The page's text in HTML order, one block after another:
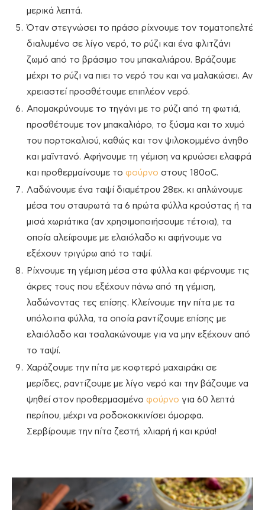
μερικά λεπτά.
Όταν στεγνώσει το πράσο ρίχνουμε τον τοματοπελτέ
διαλυμένο σε λίγο νερό, το ρύζι και ένα φλιτζάνι
ζωμό από το βράσιμο του μπακαλιάρου. Βράζουμε
μέχρι το ρύζι να πιει το νερό του και να μαλακώσει. Αν
χρειαστεί προσθέτουμε επιπλέον νερό.
Απομακρύνουμε το τηγάνι με το ρύζι από τη φωτιά,
προσθέτουμε τον μπακαλιάρο, το ξύσμα και το χυμό
του πορτοκαλιού, καθώς και τον ψιλοκομμένο άνηθο
και μαϊντανό. Αφήνουμε τη γέμιση να κρυώσει ελαφρά
και προθερμαίνουμε το φούρνο στους 180οC.
Λαδώνουμε ένα ταψί διαμέτρου 28εκ. κι απλώνουμε
μέσα του σταυρωτά τα 6 πρώτα φύλλα κρούστας ή τα
μισά χωριάτικα (αν χρησιμοποιήσουμε τέτοια), τα
οποία αλείφουμε με ελαιόλαδο κι αφήνουμε να
εξέχουν τριγύρω από το ταψί.
Ρίχνουμε τη γέμιση μέσα στα φύλλα και φέρνουμε τις
άκρες τους που εξέχουν πάνω από τη γέμιση,
λαδώνοντας τες επίσης. Κλείνουμε την πίτα με τα
υπόλοιπα φύλλα, τα οποία ραντίζουμε επίσης με
ελαιόλαδο και τσαλακώνουμε για να μην εξέχουν από
το ταψί.
Χαράζουμε την πίτα με κοφτερό μαχαιράκι σε
μερίδες, ραντίζουμε με λίγο νερό και την βάζουμε να
ψηθεί στον προθερμασμένο φούρνο για 60 λεπτά
περίπου, μέχρι να ροδοκοκκινίσει όμορφα.
Σερβίρουμε την πίτα ζεστή, χλιαρή ή και κρύα!